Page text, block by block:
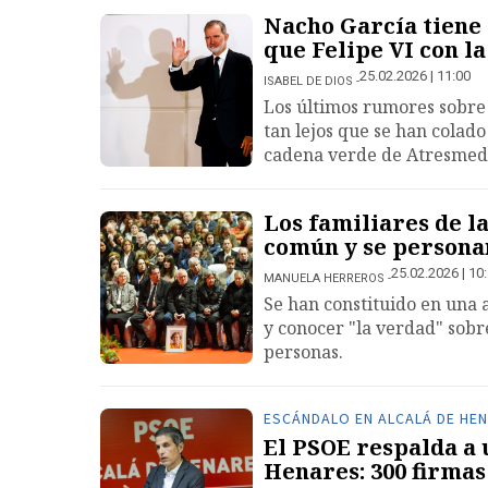
Nacho García
que Felipe VI con
ISABEL DE DIOS 25.02.2026 | 11:00
Los últimos rumores
tan lejos que se han
cadena verde de
Los familiares de
común y se
MANUELA HERREROS 25.02.2026 |
Se han constituido en
y conocer "la verdad"
personas.
ESCÁNDALO EN ALCALÁ DE
El PSOE respalda
Henares: 300